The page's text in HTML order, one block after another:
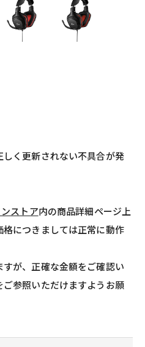
く更新されない不具合が発
ストア内の商品詳細ページ上
につきましては正常に動作
が、正確な金額をご確認い
参照いただけますようお願